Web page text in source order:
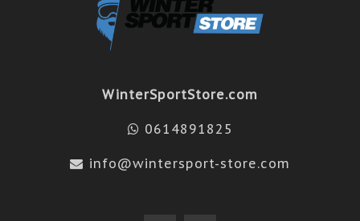
WinterSportStore.com
0614891825
info@wintersport-store.com